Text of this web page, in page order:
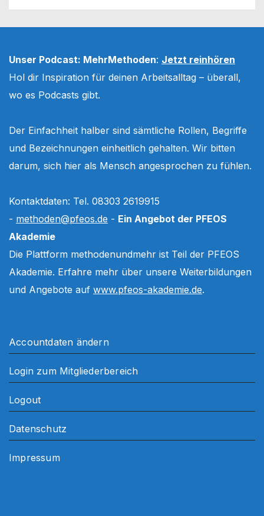
Unser Podcast: MehrMethoden: Jetzt reinhören
Hol dir Inspiration für deinen Arbeitsalltag – überall,
wo es Podcasts gibt.
Der Einfachheit halber sind sämtliche Rollen, Begriffe
und Bezeichnungen einheitlich gehalten. Wir bitten
darum, sich hier als Mensch angesprochen zu fühlen.
Kontaktdaten: Tel. 08303 2619915
- methoden@pfeos.de - Ein Angebot der PFEOS
Akademie
Die Plattform methodenundmehr ist Teil der PFEOS
Akademie. Erfahre mehr über unsere Weiterbildungen
und Angebote auf www.pfeos-akademie.de.
Accountdaten ändern
Login zum Mitgliederbereich
Logout
Datenschutz
Impressum